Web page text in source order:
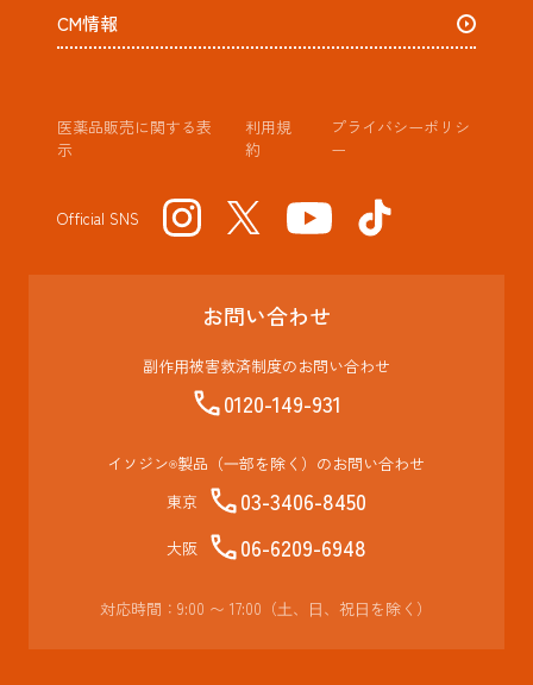
CM情報
医薬品販売に関する表
示
利用規
約
プライバシーポリシ
ー
Official SNS
お問い合わせ
副作⽤被害救済制度のお問い合わせ
0120-149-931
イソジン®製品（⼀部を除く）のお問い合わせ
東京
03-3406-8450
大阪 06-6209-6948
対応時間：9:00 〜 17:00（⼟、⽇、祝⽇を除く）